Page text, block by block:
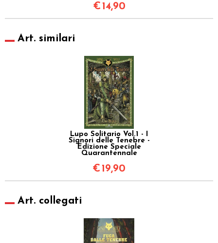
€ 14,90
Art. similari
Lupo Solitario Vol.1 - I
Signori delle Tenebre -
Edizione Speciale
Quarantennale
€ 19,90
Art. collegati